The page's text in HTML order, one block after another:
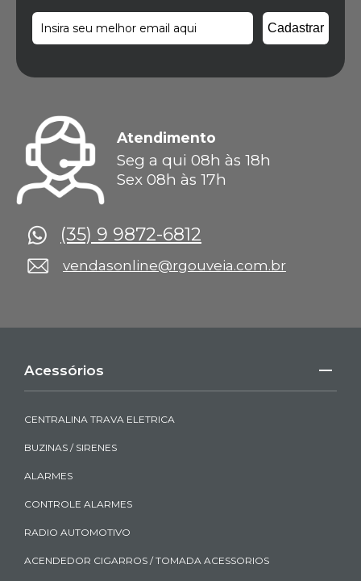
Atendimento
Seg a qui 08h às 18h
Sex 08h às 17h
(35) 9 9872-6812
vendasonline@rgouveia.com.br
Acessórios
CENTRALINA TRAVA ELETRICA
BUZINAS / SIRENES
ALARMES
CONTROLE ALARMES
RADIO AUTOMOTIVO
ACENDEDOR CIGARROS / TOMADA ACESSORIOS